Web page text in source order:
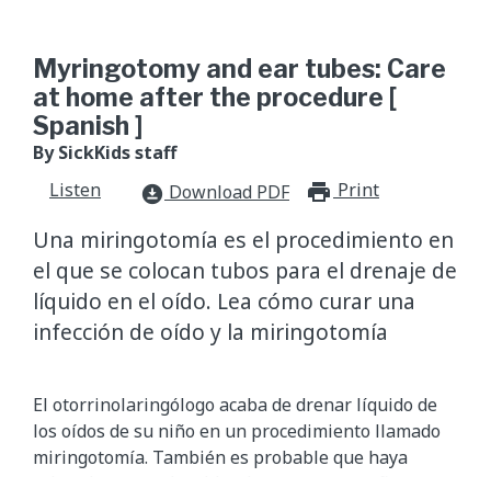
Myringotomy and ear tubes: Care
at home after the procedure [
Spanish ]
By SickKids staff
Listen
download_for_offline Download PDF Print
Una miringotomía es el procedimiento en
el que se colocan tubos para el drenaje de
líquido en el oído. Lea cómo curar una
infección de oído y la miringotomía
El otorrinolaringólogo acaba de drenar líquido de
los oídos de su niño en un procedimiento llamado
miringotomía. También es probable que haya